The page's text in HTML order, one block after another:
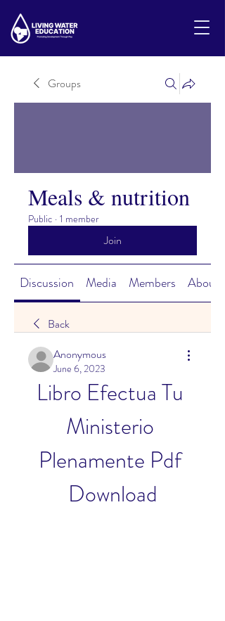
Groups
Meals & nutrition
Public · 1 member
Join
Discussion Media Members About
Back
Anonymous
June 6, 2023
Libro Efectua Tu
Ministerio
Plenamente Pdf
Download